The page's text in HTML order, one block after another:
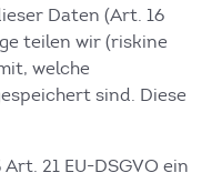
Daten (Art. 16
teilen wir (riskine
welche
sind. Diese
21 EU-DSGVO ein